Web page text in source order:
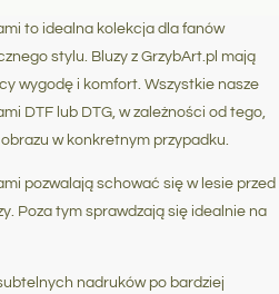
to idealna kolekcja dla fanów
stylu. Bluzy z GrzybArt.pl mają
wygodę i komfort. Wszystkie nasze
DTF lub DTG, w zależności od tego,
w konkretnym przypadku.
pozwalają schować się w lesie przed
Poza tym sprawdzają się idealnie na
nadruków po bardziej